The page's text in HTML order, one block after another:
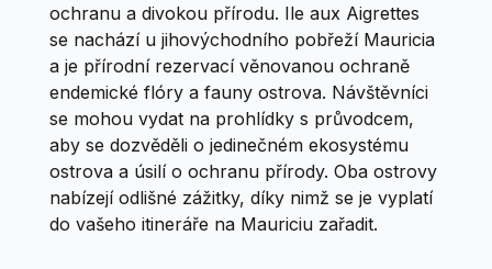
ochranu a divokou přírodu. Ile aux Aigrettes
se nachází u jihovýchodního pobřeží Mauricia
a je přírodní rezervací věnovanou ochraně
endemické flóry a fauny ostrova. Návštěvníci
se mohou vydat na prohlídky s průvodcem,
aby se dozvěděli o jedinečném ekosystému
ostrova a úsilí o ochranu přírody. Oba ostrovy
nabízejí odlišné zážitky, díky nimž se je vyplatí
do vašeho itineráře na Mauriciu zařadit.